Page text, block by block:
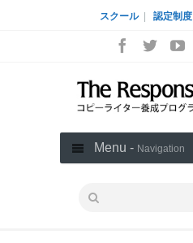
スクール 認定制度
Menu - Navigation